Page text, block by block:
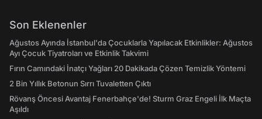
Son Eklenenler
Ağustos Ayında İstanbul'da Çocuklarla Yapılacak Etkinlikler: Ağustos
Ayı Çocuk Tiyatroları ve Etkinlik Takvimi
Fırın Camındaki İnatçı Yağları 20 Dakikada Çözen Temizlik Yöntemi
2 Bin Yıllık Betonun Sırrı Tuvaletten Çıktı
Rövanş Öncesi Avantaj Fenerbahçe'de! Sturm Graz Engeli İlk Maçta
Aşıldı